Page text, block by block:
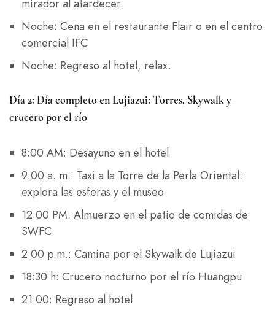
mirador al atardecer.
Noche: Cena en el restaurante Flair o en el centro
comercial IFC
Noche: Regreso al hotel, relax.
Día 2: Día completo en Lujiazui: Torres, Skywalk y
crucero por el río
8:00 AM: Desayuno en el hotel
9:00 a. m.: Taxi a la Torre de la Perla Oriental:
explora las esferas y el museo
12:00 PM: Almuerzo en el patio de comidas de
SWFC
2:00 p.m.: Camina por el Skywalk de Lujiazui
18:30 h: Crucero nocturno por el río Huangpu
21:00: Regreso al hotel